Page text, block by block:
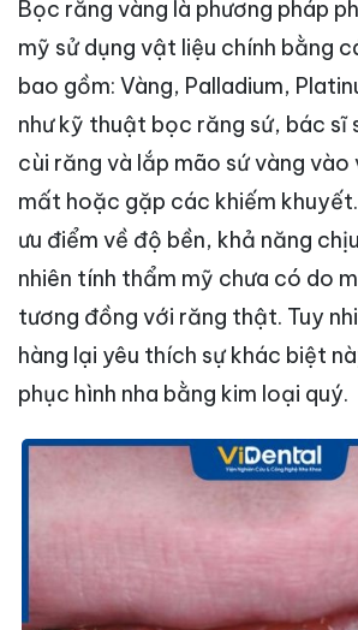
Bọc răng vàng là phương pháp
mỹ sử dụng vật liệu chính bằng
bao gồm: Vàng, Palladium,
như kỹ thuật bọc răng sứ, bác sĩ
cùi răng và lắp mão sứ vàng
mất hoặc gặp các khiếm
ưu điểm về độ bền, khả năng
nhiên tính thẩm mỹ chưa có do
tương đồng với răng thật. Tuy
hàng lại yêu thích sự khác biệt
phục hình nha bằng kim loại quý.